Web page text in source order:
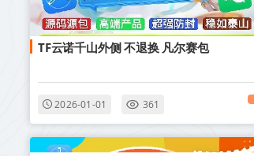
TF云诺千山外侧 不退换 凡尔赛包
2026-01-01 361